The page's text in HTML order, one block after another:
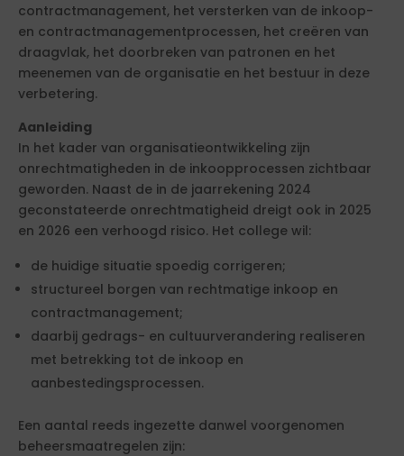
contractmanagement, het versterken van de inkoop-
en contractmanagementprocessen, het creëren van
draagvlak, het doorbreken van patronen en het
meenemen van de organisatie en het bestuur in deze
verbetering.
Aanleiding
In het kader van organisatieontwikkeling zijn
onrechtmatigheden in de inkoopprocessen zichtbaar
geworden. Naast de in de jaarrekening 2024
geconstateerde onrechtmatigheid dreigt ook in 2025
en 2026 een verhoogd risico. Het college wil:
de huidige situatie spoedig corrigeren;
structureel borgen van rechtmatige inkoop en
contractmanagement;
daarbij gedrags- en cultuurverandering realiseren
met betrekking tot de inkoop en
aanbestedingsprocessen.
Een aantal reeds ingezette danwel voorgenomen
beheersmaatregelen zijn: